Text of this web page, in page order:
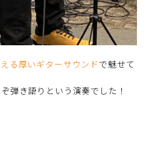
る厚いギターサウンド で魅せて
弾き語りという演奏でした！